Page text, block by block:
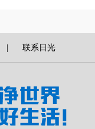
联系日光